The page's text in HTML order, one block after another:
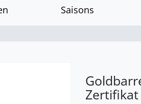
Saisons
Zertifikat